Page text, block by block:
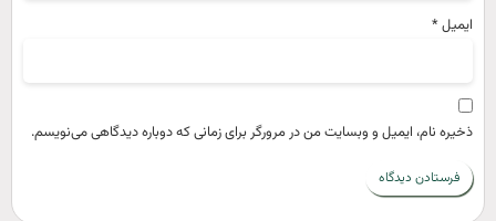
*
نام، ایمیل و وبسایت من در مرورگر برای زمانی که دوباره دیدگاهی می‌نویسم.